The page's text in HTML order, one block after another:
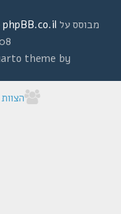
מבוסס עלphpBB.co.il - פורומים בעברית
2008 - phpBB.co.il.
Quarto theme by
הצוות